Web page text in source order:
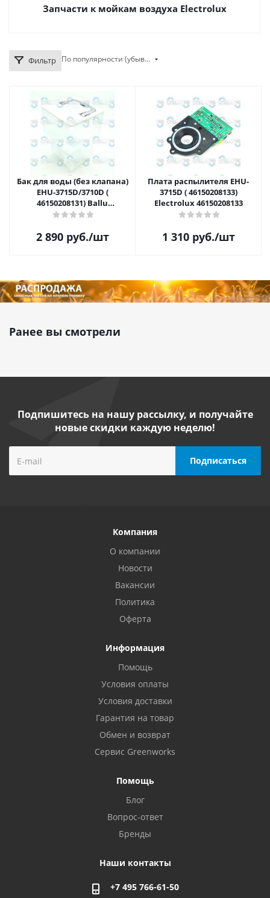
Запчасти к мойкам воздуха Electrolux
Фильтр По популярности (убывание)
Бак для воды (без клапана)
EHU-3715D/3710D (
46150208131) Ballu
46150208131
2 890руб./шт
Плата распылителя EHU-
3715D ( 46150208133)
Electrolux 46150208133
1 310руб./шт
Ранее вы смотрели
Подпишитесь на нашу рассылку, и получайте
новые скидки каждую неделю!
Компания
О компании
Новости
Вакансии
Политика
Оферта
Информация
Помощь
Условия оплаты
Условия доставки
Гарантия на товар
Обмен и возврат
Сервис Greenworks
Помощь
Блог
Вопрос-ответ
Бренды
Наши контакты
+7 495 766-61-50